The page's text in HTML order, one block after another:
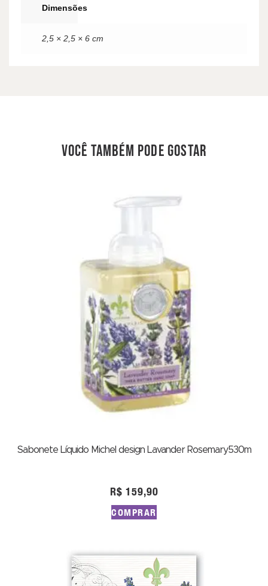
Dimensões
2,5 × 2,5 × 6 cm
você também pode gostar
Sabonete Líquido Michel design Lavander Rosemary530m
R$ 159,90
COMPRAR